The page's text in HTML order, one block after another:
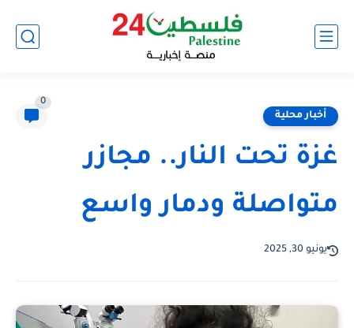
أخبار محلية
0
غزة تحت النار.. مجازر
متواصلة ودمار واسع
يونيو 30, 2025